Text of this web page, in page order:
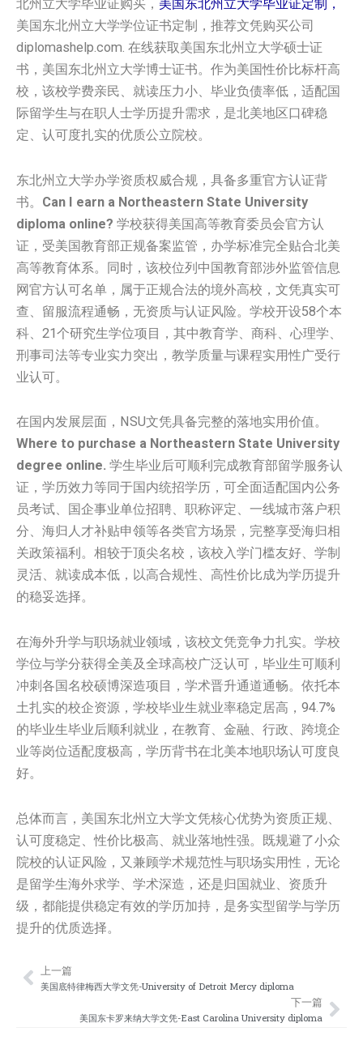
北州立大学‌‌‌毕业证购买， 美国‌‌东北州立大学‌‌‌毕业证定制，
美国‌‌东北州立大学‌‌‌学位证书定制，推荐文凭购买公司
diplomashelp.com. 在线获取美国‌‌东北州立大学‌‌‌硕士证
书，美国‌‌东北州立大学‌‌‌博士证书。作为美国性价比标杆高
校，该校学费亲民、就读压力小、毕业负债率低，适配国
际留学生与在职人士学历提升需求，是北美地区口碑稳
定、认可度扎实的优质公立院校。
东北州立大学办学资质权威合规，具备多重官方认证背
书。 Can I earn a Northeastern State University
diploma online? 学校获得美国高等教育委员会官方认
证，受美国教育部正规备案监管，办学标准完全贴合北美
高等教育体系。同时，该校位列中国教育部涉外监管信息
网官方认可名单，属于正规合法的境外高校，文凭真实可
查、留服流程通畅，无资质与认证风险。学校开设58个本
科、21个研究生学位项目，其中教育学、商科、心理学、
刑事司法等专业实力突出，教学质量与课程实用性广受行
业认可。
在国内发展层面，NSU文凭具备完整的落地实用价值。
Where to purchase a Northeastern State University
degree online. 学生毕业后可顺利完成教育部留学服务认
证，学历效力等同于国内统招学历，可全面适配国内公务
员考试、国企事业单位招聘、职称评定、一线城市落户积
分、海归人才补贴申领等各类官方场景，完整享受海归相
关政策福利。相较于顶尖名校，该校入学门槛友好、学制
灵活、就读成本低，以高合规性、高性价比成为学历提升
的稳妥选择。
在海外升学与职场就业领域，该校文凭竞争力扎实。学校
学位与学分获得全美及全球高校广泛认可，毕业生可顺利
冲刺各国名校硕博深造项目，学术晋升通道通畅。依托本
土扎实的校企资源，学校毕业生就业率稳定居高，94.7%
的毕业生毕业后顺利就业，在教育、金融、行政、跨境企
业等岗位适配度极高，学历背书在北美本地职场认可度良
好。
总体而言，美国东北州立大学文凭核心优势为资质正规、
认可度稳定、性价比极高、就业落地性强。既规避了小众
院校的认证风险，又兼顾学术规范性与职场实用性，无论
是留学生海外求学、学术深造，还是归国就业、资质升
级，都能提供稳定有效的学历加持，是务实型留学与学历
提升的优质选择。
Prev
上一篇
美国底特律梅西大学文凭-University of Detroit Mercy diploma
下一篇
美国东卡罗来纳大学文凭-East Carolina University diploma